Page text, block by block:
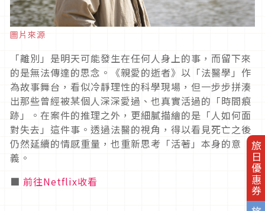
旅日優惠券
圖片來源
「離別」是明天可能發生在任何人身上的事，而留下來
的是無法傳達的思念。《親愛的逝者》以「法醫學」作
為故事舞台，看似冷靜理性的科學現場，但一步步拼湊
出那些曾經被某個人深深愛過、也真實活過的「時間痕
跡」。在案件的推理之外，更細膩描繪的是「人如何面
對失去」這件事。透過法醫的視角，得以看見死亡之後
仍然延續的情感重量，也重新思考「活著」本身的意
義。
■ 前往Netflix收看